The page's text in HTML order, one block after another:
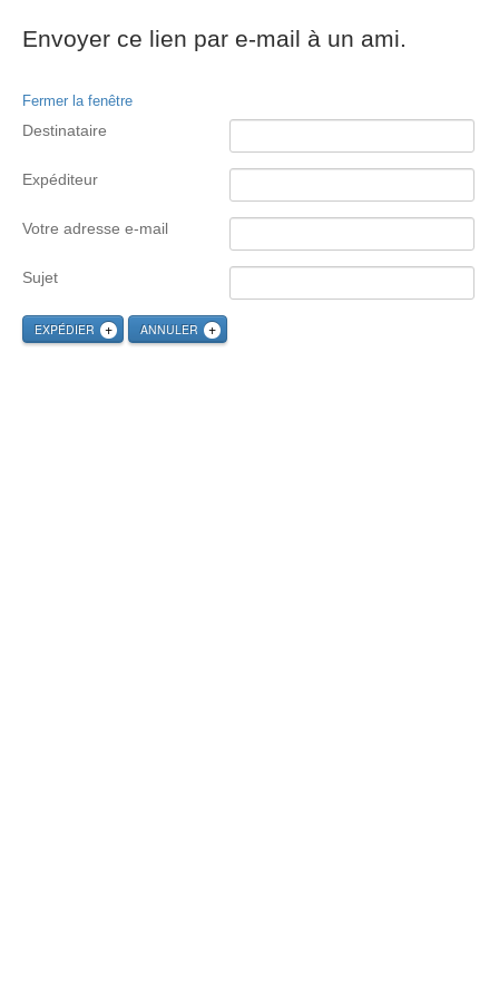
Envoyer ce lien par e-mail à un ami.
Fermer la fenêtre
Destinataire
Expéditeur
Votre adresse e-mail
Sujet
EXPÉDIER ANNULER